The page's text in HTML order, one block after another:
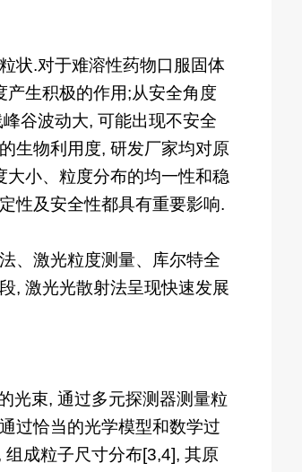
状.对于难溶性药物口服固体
生积极的作用;从安全角度
谷波动大, 可能出现不安全
生物利用度, 研发厂家均对原
小、粒度分布的均一性和稳
性及安全性都具有重要影响.
、激光粒度测量、库尔特全
, 激光光散射法呈现快速发展
光束, 通过多元探测器测量粒
过恰当的光学模型和数学过
成粒子尺寸分布[3,4], 其原